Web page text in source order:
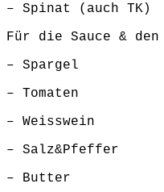
– Spinat (auch TK)
Für die Sauce & den
– Spargel
– Tomaten
– Weisswein
– Salz&Pfeffer
– Butter